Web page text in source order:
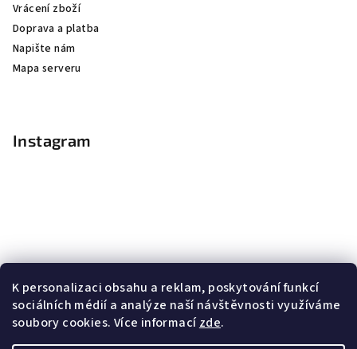
K personalizaci obsahu a reklam, poskytování funkcí
sociálních médií a analýze naší návštěvnosti využíváme
soubory cookies. Více informacízde.
Vrácení zboží
Doprava a platba
Napište nám
Mapa serveru
Instagram